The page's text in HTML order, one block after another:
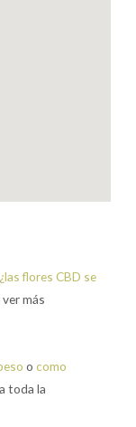
¿las flores CBD se
más
ocomo
toda la